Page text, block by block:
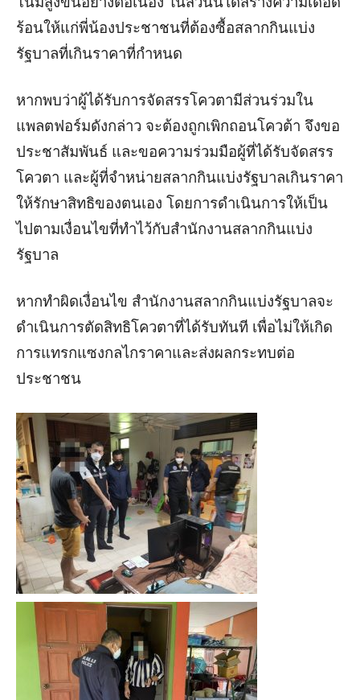
ร้อนให้แก่พี่น้องประชาชนที่ต้องซื้อสลากกินแบ่ง
รัฐบาลที่เกินราคาที่กำหนด
หากพบว่าผู้ได้รับการจัดสรรโควตามีส่วนร่วมใน
แพลตฟอร์มดังกล่าว จะต้องถูกเพิกถอนโควต้า จึงขอ
ประชาสัมพันธ์ และขอความร่วมมือผู้ที่ได้รับจัดสรร
โควตา และผู้ที่จำหน่ายสลากกินแบ่งรัฐบาลเกินราคา
ให้รักษาสิทธิของตนเอง โดยการดำเนินการให้เป็น
ไปตามเงื่อนไขที่ทำไว้กับสำนักงานสลากกินแบ่ง
รัฐบาล
หากทำผิดเงื่อนไข สำนักงานสลากกินแบ่งรัฐบาลจะ
ดำเนินการตัดสิทธิโควตาที่ได้รับทันที เพื่อไม่ให้เกิด
การแทรกแซงกลไกราคาและส่งผลกระทบต่อ
ประชาชน